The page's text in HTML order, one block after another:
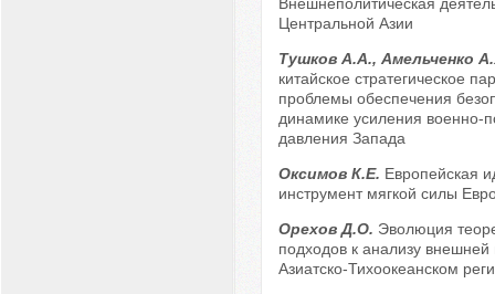
Внешнеполитическая
Центральной Азии
Тушков А.А., Амельченко
китайское стратегическое
проблемы обеспечения
динамике усиления военно-
давления Запада
Оксимов К.Е. Европейская
инструмент мягкой силы
Орехов Д.О. Эволюция
подходов к анализу
Азиатско-Тихоокеанском